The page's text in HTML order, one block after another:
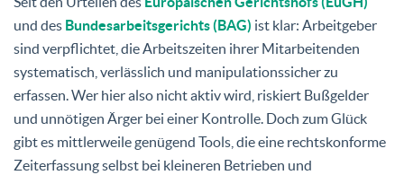
und des Bundesarbeitsgerichts (BAG) ist klar: Arbeitgeber
sind verpflichtet, die Arbeitszeiten ihrer Mitarbeitenden
systematisch, verlässlich und manipulationssicher zu
erfassen. Wer hier also nicht aktiv wird, riskiert Bußgelder
und unnötigen Ärger bei einer Kontrolle. Doch zum Glück
gibt es mittlerweile genügend Tools, die eine rechtskonforme
Zeiterfassung selbst bei kleineren Betrieben und